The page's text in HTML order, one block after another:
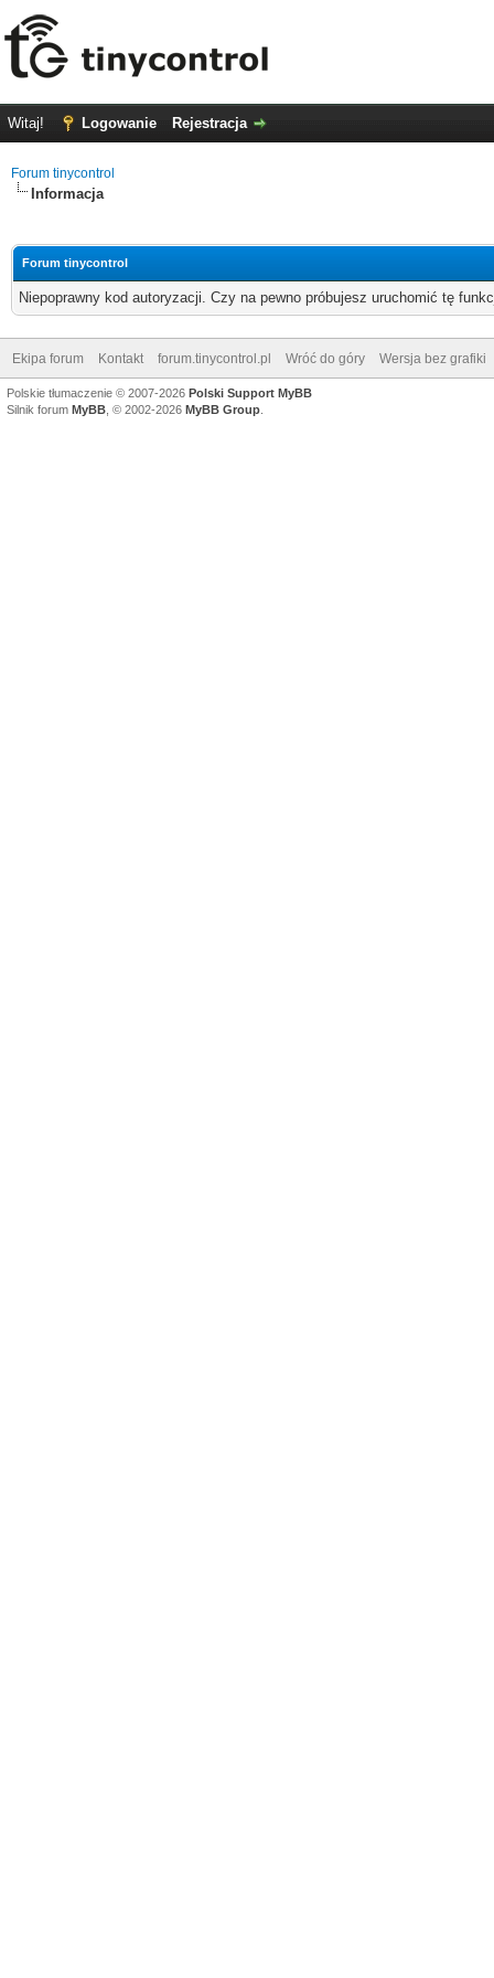
Witaj! Logowanie Rejestracja
Forum tinycontrol
Informacja
Forum tinycontrol
Niepoprawny kod autoryzacji. Czy na pewno próbujesz uruchomić tę
Ekipa forum Kontakt forum.tinycontrol.pl Wróć do góry Wersja bez grafiki
Polskie tłumaczenie © 2007-2026 Polski Support MyBB
Silnik forum MyBB , © 2002-2026 MyBB Group